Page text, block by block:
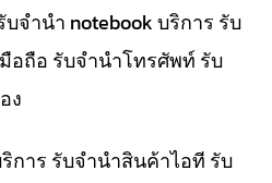
จำนำ notebook บริการ รับ
อถือ รับจำนำโทรศัพท์ รับ
ง
การ รับจำนำสินค้าไอที รับ